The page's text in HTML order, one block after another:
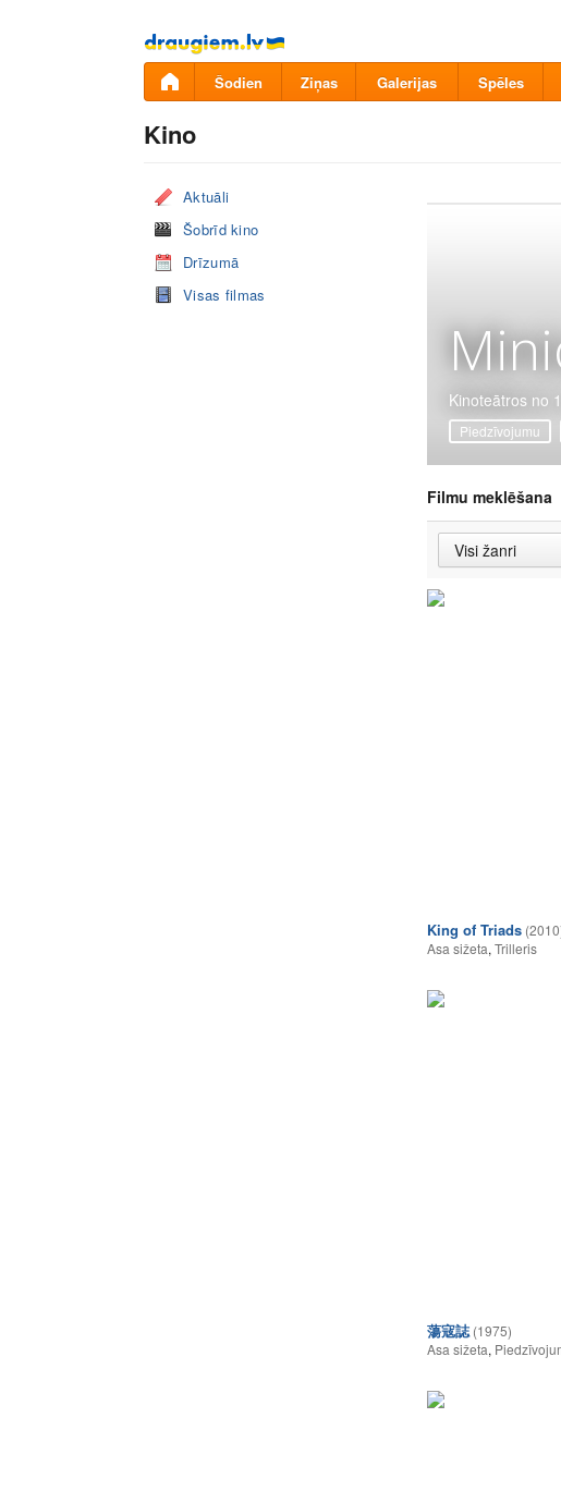
Pāriet
uz
saturu
Šodien Ziņas Galerijas Spēles
Kino
Aktuāli
Šobrīd kino
Drīzumā
Visas filmas
Kinoteātros no
Piedzīvojumu
Filmu meklēšana
King of Triads
Asa sižeta, Trilleris
蕩寇誌 (1975)
Asa sižeta,